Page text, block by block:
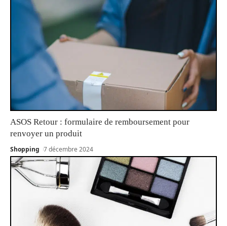
ASOS Retour : formulaire de remboursement pour
renvoyer un produit
Shopping 7 décembre 2024